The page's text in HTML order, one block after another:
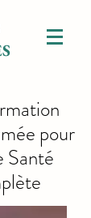
pour
Santé